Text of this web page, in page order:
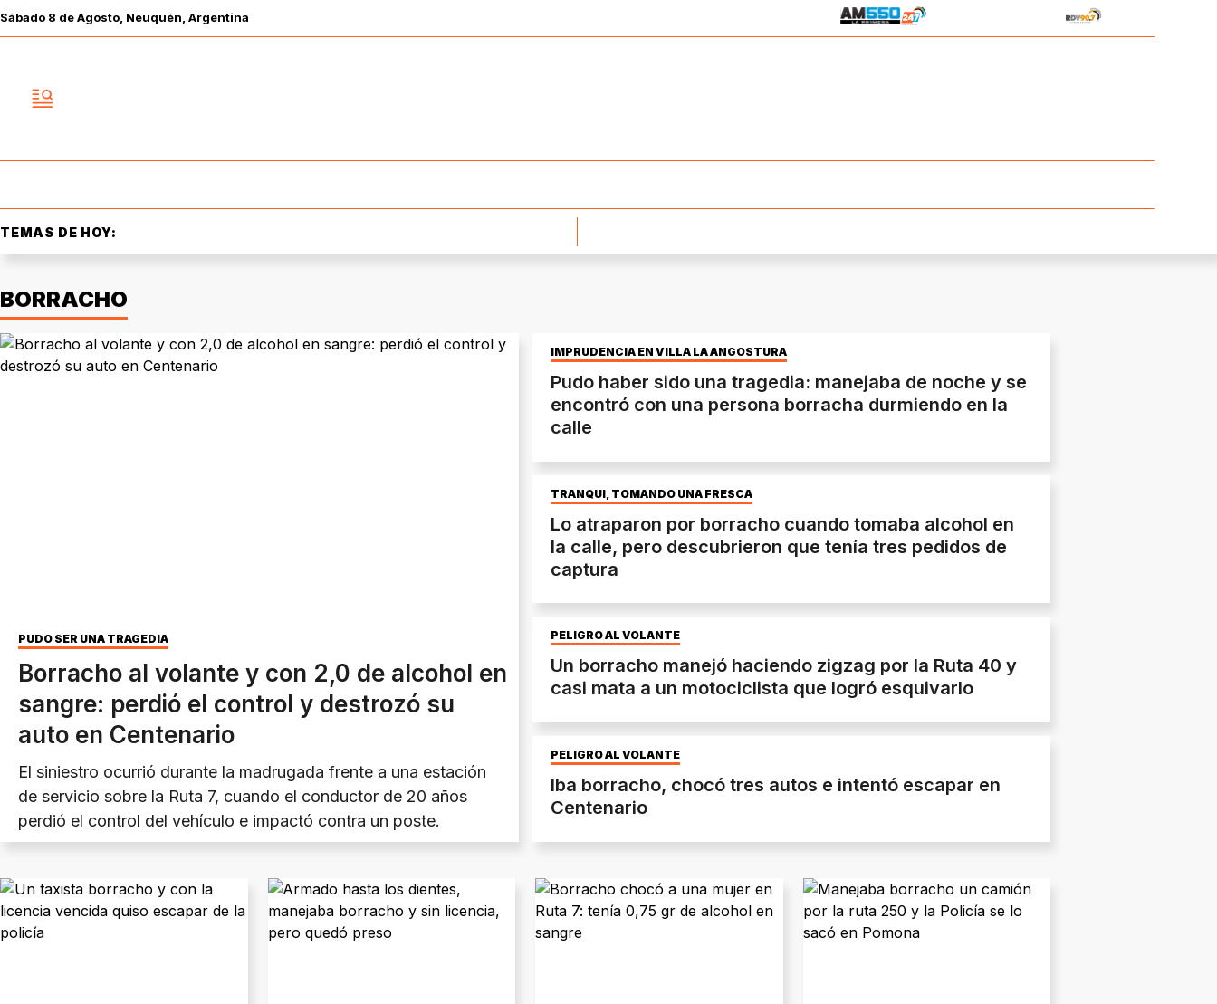
Sábado 8 deAgosto , Neuquén, Argentina
TEMAS DE HOY:
BORRACHO
PUDO SER UNA TRAGEDIA
Borracho al volante y con 2,0 de alcohol en
sangre: perdió el control y destrozó su
auto en Centenario
El siniestro ocurrió durante la madrugada frente a una estación
de servicio sobre la Ruta 7, cuando el conductor de 20 años
perdió el control del vehículo e impactó contra un poste.
IMPRUDENCIA EN VILLA LA ANGOSTURA
Pudo haber sido una tragedia: manejaba de noche y se
encontró con una persona borracha durmiendo en la
calle
TRANQUI, TOMANDO UNA FRESCA
Lo atraparon por borracho cuando tomaba alcohol en
la calle, pero descubrieron que tenía tres pedidos de
captura
PELIGRO AL VOLANTE
Un borracho manejó haciendo zigzag por la Ruta 40 y
casi mata a un motociclista que logró esquivarlo
PELIGRO AL VOLANTE
Iba borracho, chocó tres autos e intentó escapar en
Centenario